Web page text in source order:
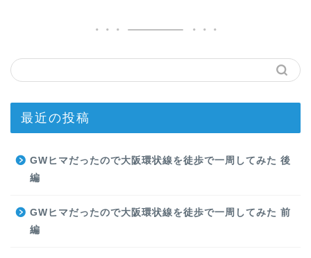
最近の投稿
GWヒマだったので大阪環状線を徒歩で一周してみた 後
編
GWヒマだったので大阪環状線を徒歩で一周してみた 前
編